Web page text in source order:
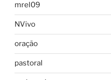
mrel09
NVivo
oração
pastoral